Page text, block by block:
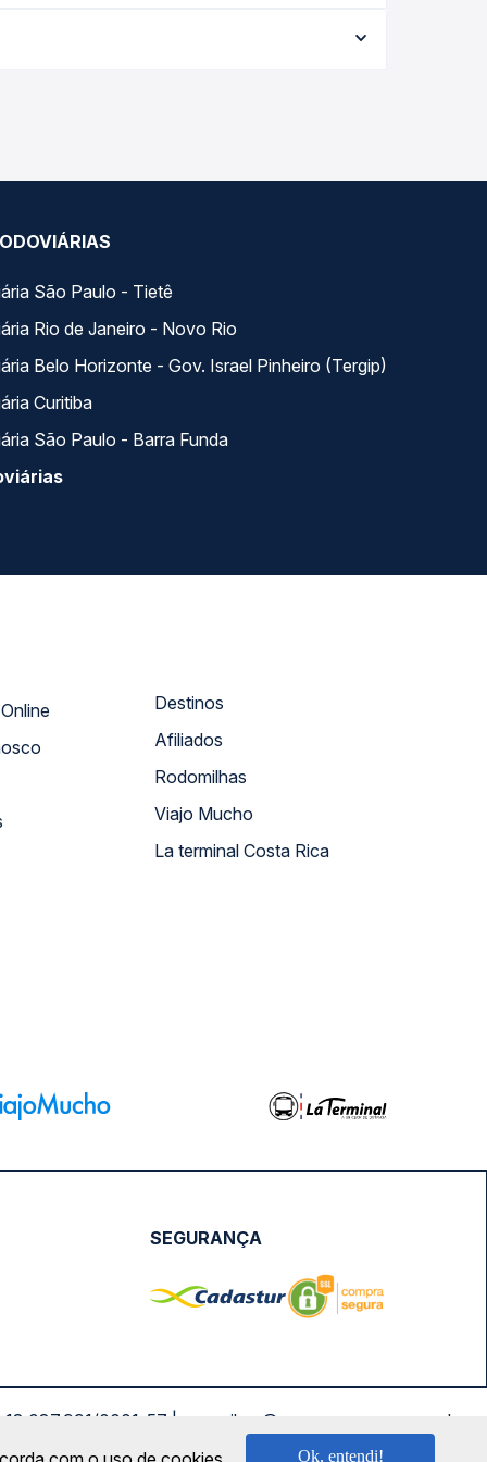
São Paulo - Tietê
Rio de Janeiro - Novo Rio
Belo Horizonte - Gov. Israel Pinheiro (Tergip)
Curitiba
São Paulo - Barra Funda
Atendimento Online
Destinos
Afiliados
Rodomilhas
Viajo Mucho
La terminal Costa Rica
SEGURANÇA
0001-57 | saconibus@queropassagem.com.br
Ok, entendi!